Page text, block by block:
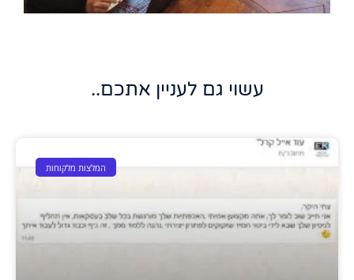
עשוי גם לעניין אתכם..
המלצות מלקוחות